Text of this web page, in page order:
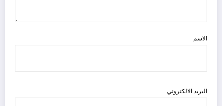
الاسم
البريد الالكتروني